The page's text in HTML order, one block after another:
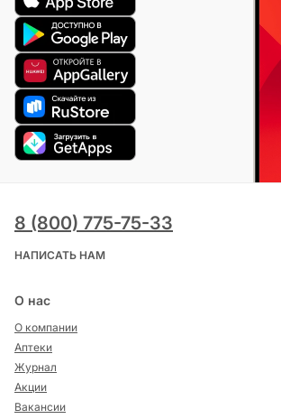
8 (800) 775-75-33
НАПИСАТЬ НАМ
О нас
О компании
Аптеки
Журнал
Акции
Вакансии